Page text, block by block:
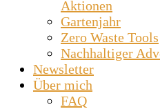
Aktionen
Gartenjahr
Zero Waste Tools
Nachhaltiger
Newsletter
Über mich
FAQ